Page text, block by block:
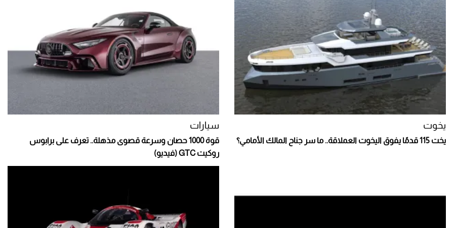
يخوت
يخت 115 قدمًا يفوق اليخوت العملاقة.. ما سر جناح المالك الأمامي؟
سيارات
قوة 1000 حصان وسرعة قصوى مذهلة.. تعرف على برابوس
روكيت GTC (فيديو)